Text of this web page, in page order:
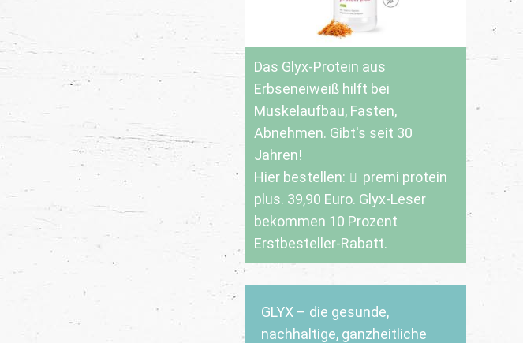
Das Glyx-Protein aus
Erbseneiweiß hilft bei
Muskelaufbau, Fasten,
Abnehmen. Gibt's seit 30
Jahren!
Hier bestellen:
premi protein
plus. 39,90 Euro. Glyx-Leser
bekommen 10 Prozent
Erstbesteller-Rabatt.
GLYX – die gesunde,
nachhaltige, ganzheitliche